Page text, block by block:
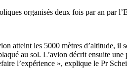
organisés deux fois par an par
atteint les 5000 mètres d’altitude,
au sol. L’avion décrit ensuite
l’expérience », explique le Pr